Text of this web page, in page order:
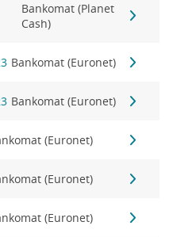
Bankomat (Planet
Cash)
Bankomat (Euronet)
Bankomat (Euronet)
(Euronet)
(Euronet)
(Euronet)